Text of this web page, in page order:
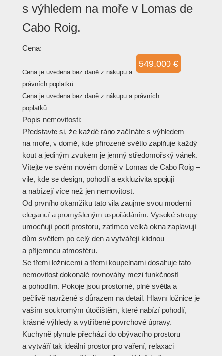
s výhledem na moře v Lomas de
Cabo Roig.
Cena:
549.000 €
Cena je uvedena bez daně z nákupu a
právních poplatků.
Cena je uvedena bez daně z nákupu a právních
poplatků.
Popis nemovitosti:
Představte si, že každé ráno začínáte s výhledem
na moře, v domě, kde přirozené světlo zaplňuje každý
kout a jediným zvukem je jemný středomořský vánek.
Vítejte ve svém novém domě v Lomas de Cabo Roig –
vile, kde se design, pohodlí a exkluzivita spojují
a nabízejí více než jen nemovitost.
Od prvního okamžiku tato vila zaujme svou moderní
elegancí a promyšleným uspořádáním. Vysoké stropy
umocňují pocit prostoru, zatímco velká okna zaplavují
dům světlem po celý den a vytvářejí klidnou
a příjemnou atmosféru.
Se třemi ložnicemi a třemi koupelnami dosahuje tato
nemovitost dokonalé rovnováhy mezi funkčností
a pohodlím. Pokoje jsou prostorné, plné světla a
pečlivě navržené s důrazem na detail. Hlavní ložnice je
vaším soukromým útočištěm, které nabízí pohodlí,
krásné výhledy a vytříbené povrchové úpravy.
Kuchyně plynule přechází do obývacího prostoru
a vytváří tak ideální prostor pro vaření, relaxaci